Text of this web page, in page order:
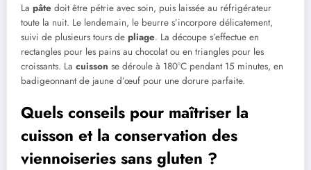
La pâte doit être pétrie avec soin, puis laissée au réfrigérateur
toute la nuit. Le lendemain, le beurre s’incorpore délicatement,
suivi de plusieurs tours de pliage. La découpe s’effectue en
rectangles pour les pains au chocolat ou en triangles pour les
croissants. La cuisson se déroule à 180°C pendant 15 minutes, en
badigeonnant de jaune d’œuf pour une dorure parfaite.
Quels conseils pour maîtriser la
cuisson et la conservation des
viennoiseries sans gluten ?